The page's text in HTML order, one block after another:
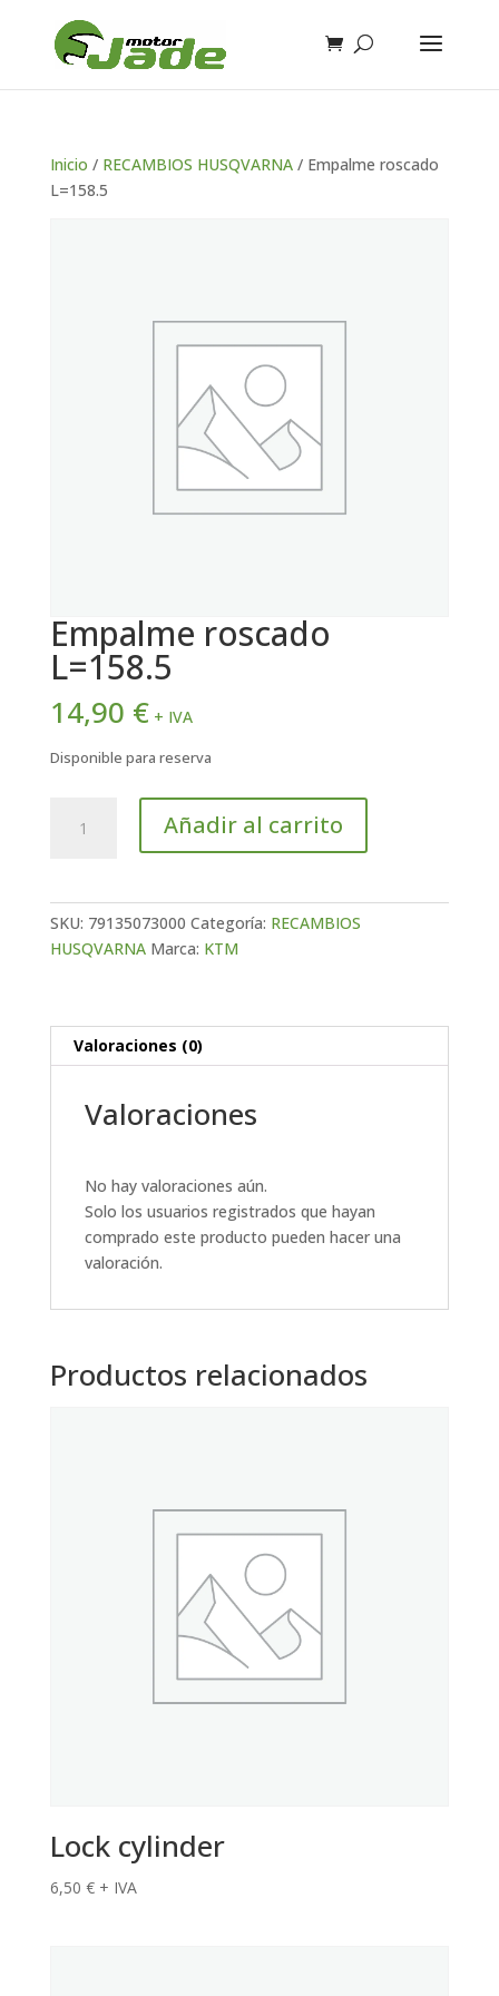
Inicio / RECAMBIOS HUSQVARNA/ Empalme roscado
L=158.5
Empalme roscado
L=158.5
14,90 € + IVA
Disponible para reserva
roscado
Añadir al carrito
SKU: 79135073000 Categoría: RECAMBIOS
HUSQVARNA Marca: KTM
Valoraciones (0)
Valoraciones
No hay valoraciones aún.
Solo los usuarios registrados que hayan
comprado este producto pueden hacer una
valoración.
Productos relacionados
Lock cylinder
6,50 € + IVA